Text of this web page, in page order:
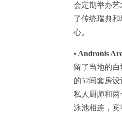
会定期举办
了传统瑞典
心。
• Andronis
留了当地的
的52间套房
私人厨师和
泳池相连，宾